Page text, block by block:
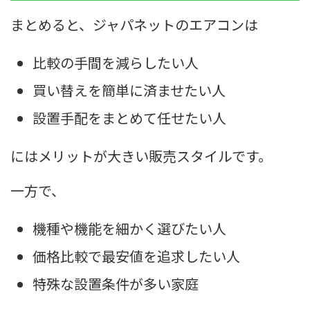
まとめると、ジャパネットのエアコンは
比較の手間を減らしたい人
買い替えを簡単に済ませたい人
設置手配をまとめて任せたい人
にはメリットが大きい販売スタイルです。
一方で、
機種や機能を細かく選びたい人
価格比較で最安値を追求したい人
特殊な設置条件が多い家庭